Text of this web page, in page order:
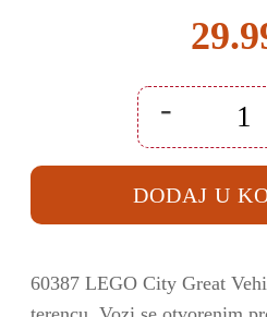
-
LEGO
kocke
4x4
Roader
DODAJ U
60387 LEGO City Great